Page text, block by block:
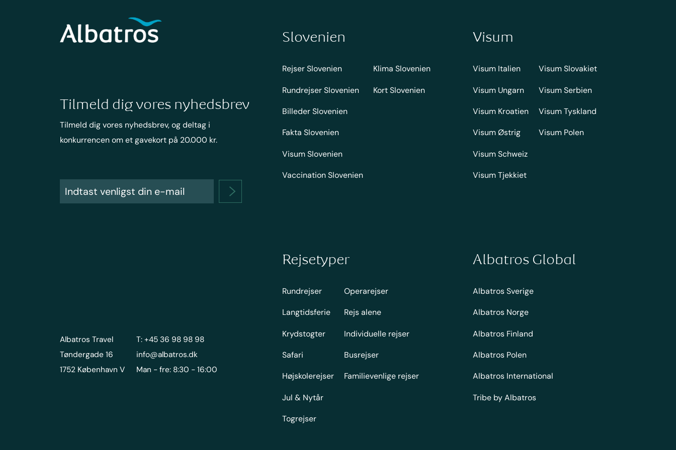
Tilmeld dig vores nyhedsbrev
Tilmeld dig vores nyhedsbrev, og deltag i
konkurrencen om et gavekort på 20.000 kr.
Slovenien
Rejser Slovenien
Rundrejser Slovenien
Billeder Slovenien
Fakta Slovenien
Visum Slovenien
Vaccination Slovenien
Klima Slovenien
Kort Slovenien
Visum
Visum Italien
Visum Ungarn
Visum Kroatien
Visum Østrig
Visum Schweiz
Visum Tjekkiet
Visum Slovakiet
Visum Serbien
Visum Tyskland
Visum Polen
Albatros Travel
Tøndergade 16
1752 København V
T: +45 36 98 98 98
info@albatros.dk
Man - fre: 8:30 - 16:00
Rejsetyper
Rundrejser
Langtidsferie
Krydstogter
Safari
Højskolerejser
Jul & Nytår
Togrejser
Operarejser
Rejs alene
Individuelle rejser
Busrejser
Familievenlige rejser
Albatros Global
Albatros Sverige
Albatros Norge
Albatros Finland
Albatros Polen
Albatros International
Tribe by Albatros